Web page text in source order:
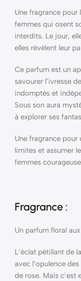
Une fragrance pour
femmes qui osent
interdits. Le jour,
elles révèlent leur
Ce parfum est un
savourer l’ivresse
indomptés et
Sous son aura
à explorer ses
Une fragrance pour
limites et assumer
femmes
Fragrance :
Un parfum floral
L’éclat pétillant de
avec l’opulence
de rose. Mais c’est